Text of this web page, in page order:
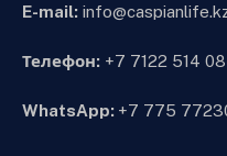
E-mail:
Телефон: +7 7122 514
WhatsApp: +7 775